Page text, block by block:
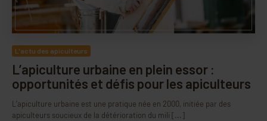
L'actu des apiculteurs
L’apiculture urbaine en plein essor :
opportunités et défis pour les apiculteurs
L’apiculture urbaine est une pratique née en 2000, initiée par des
apiculteurs soucieux de la détérioration du mili [...]